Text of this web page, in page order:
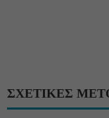
ΣΧΕΤΙΚΕΣ